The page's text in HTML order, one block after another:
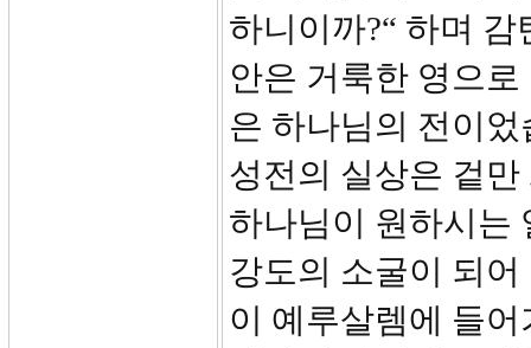
하니이까?“ 하며
안은 거룩한 영으
은 하나님의 전이
성전의 실상은 겉
하나님이 원하시는
강도의 소굴이 되
이 예루살렘에 들